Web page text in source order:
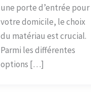
une porte d’entrée pour
votre domicile, le choix
du matériau est crucial.
Parmi les différentes
options […]